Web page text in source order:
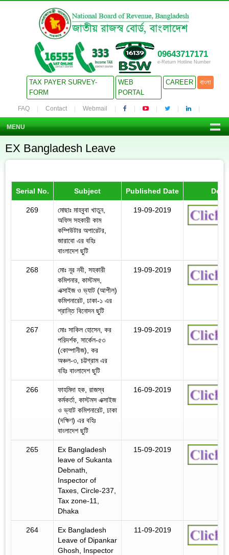
09643717171
e-Return Hotline Number
TAX PAYER SURVEY-
FORM
WEB
PORTAL
CAREER বাংলা
FAQ Contact Webmail
MENU
EX Bangladesh Leave
Serial No. Subject Published Date
269
মোছাঃ মাহবুবা খাতুন,
অফিস সহকারী কাম
কম্পিউটার অপারেটর,
জারাবো এর বহিঃ
বাংলাদেশ ছুটি
19-09-2019
268
মোঃ নূর নবী, সহকারী
কমিশনার, কাস্টমস,
এক্সাইজ ও ভ্যাট (আপীল)
কমিশনারেট, ঢাকা-১ এর
শ্রান্তি বিনোদন ছুটি
19-09-2019
267
মোঃ সাকিল হোসেন, কর
পরিদর্শক, সার্কেল-৫৩
(কোম্পানীজ), কর
অঞ্চল-৩, চট্টগ্রাম এর
বহিঃ বাংলাদেশ ছুটি
19-09-2019
266
ফাহমিদা হক, রাজস্ব
কর্মকর্তা, কাস্টমস এক্সাইজ
ও ভ্যাট কমিশনারেট, ঢাকা
(দক্ষিণ) এর বহিঃ
বাংলাদেশ ছুটি
16-09-2019
265
Ex Bangladesh
leave of Sukanta
Debnath,
Inspector of
Taxes, Circle-237,
Tax zone-11,
Dhaka
15-09-2019
264
Ex Bangladesh
Leave of Dipankar
Ghosh, Inspector
11-09-2019